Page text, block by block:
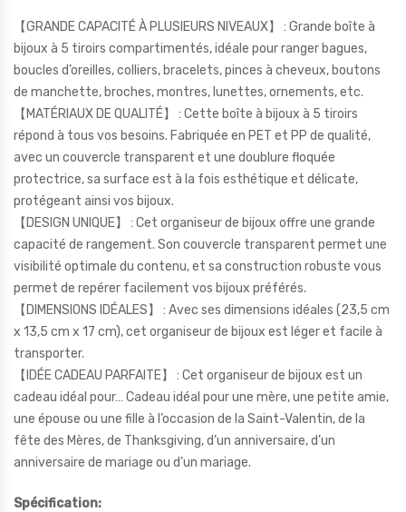
【GRANDE CAPACITÉ À PLUSIEURS NIVEAUX】 : Grande boîte à
bijoux à 5 tiroirs compartimentés, idéale pour ranger bagues,
boucles d’oreilles, colliers, bracelets, pinces à cheveux, boutons
de manchette, broches, montres, lunettes, ornements, etc.
【MATÉRIAUX DE QUALITÉ】 : Cette boîte à bijoux à 5 tiroirs
répond à tous vos besoins. Fabriquée en PET et PP de qualité,
avec un couvercle transparent et une doublure floquée
protectrice, sa surface est à la fois esthétique et délicate,
protégeant ainsi vos bijoux.
【DESIGN UNIQUE】 : Cet organiseur de bijoux offre une grande
capacité de rangement. Son couvercle transparent permet une
visibilité optimale du contenu, et sa construction robuste vous
permet de repérer facilement vos bijoux préférés.
【DIMENSIONS IDÉALES】 : Avec ses dimensions idéales (23,5 cm
x 13,5 cm x 17 cm), cet organiseur de bijoux est léger et facile à
transporter.
【IDÉE CADEAU PARFAITE】 : Cet organiseur de bijoux est un
cadeau idéal pour… Cadeau idéal pour une mère, une petite amie,
une épouse ou une fille à l’occasion de la Saint-Valentin, de la
fête des Mères, de Thanksgiving, d’un anniversaire, d’un
anniversaire de mariage ou d’un mariage.
Spécification: